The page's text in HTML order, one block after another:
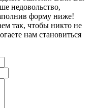
недовольство,
форму ниже!
так, чтобы никто не
нам становиться